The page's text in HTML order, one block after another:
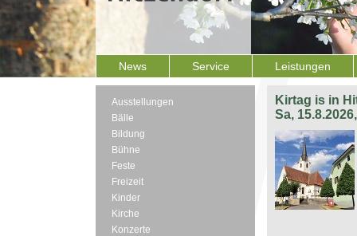
News Service Leistungen
Ausstellungen
Bälle
Bildung
Bühne
Feste
Freizeit
Kinder
Kirche
Konzerte
Kirtag is in
Sa,